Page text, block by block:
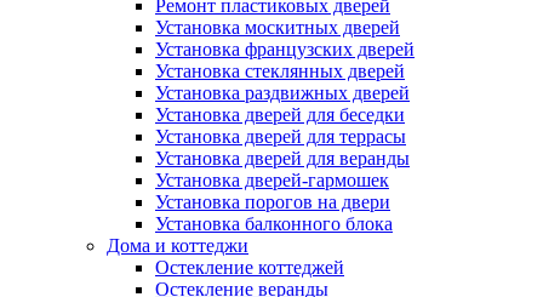
Ремонт пластиковых дверей
Установка москитных дверей
Установка французских дверей
Установка стеклянных дверей
Установка раздвижных дверей
Установка дверей для беседки
Установка дверей для террасы
Установка дверей для веранды
Установка дверей-гармошек
Установка порогов на двери
Установка балконного блока
Дома и коттеджи
Остекление коттеджей
Остекление веранды